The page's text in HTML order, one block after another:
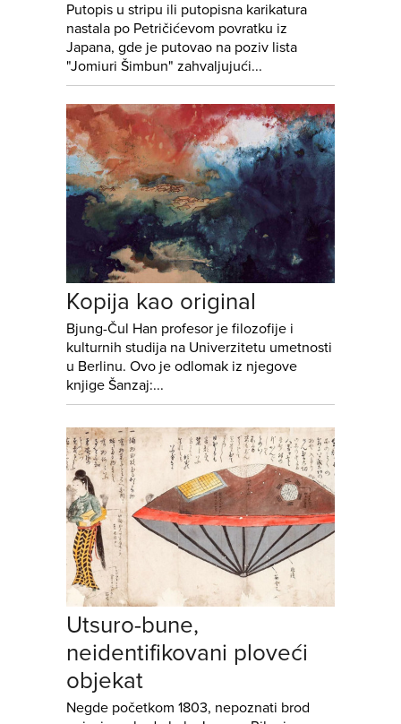
Putopis u stripu ili putopisna karikatura
nastala po Petričićevom povratku iz
Japana, gde je putovao na poziv lista
"Jomiuri Šimbun" zahvaljujući...
Kopija kao original
Bjung-Čul Han profesor je filozofije i
kulturnih studija na Univerzitetu umetnosti
u Berlinu. Ovo je odlomak iz njegove
knjige Šanzaj:...
Utsuro-bune,
neidentifikovani ploveći
objekat
Negde početkom 1803, nepoznati brod